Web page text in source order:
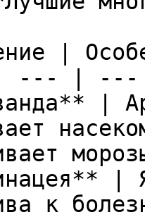
|
--- | ---
|
|
к